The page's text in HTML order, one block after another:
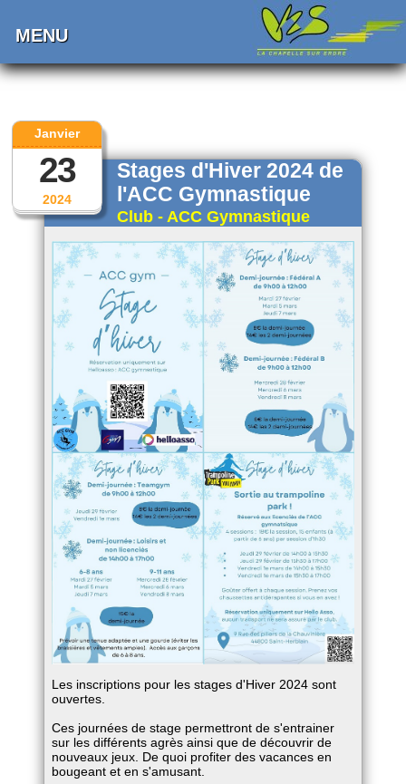
MENU
2024
Janvier
23
Stages d'Hiver 2024 de
l'ACC Gymnastique
Club - ACC Gymnastique
Les inscriptions pour les stages d'Hiver 2024 sont
ouvertes.
Ces journées de stage permettront de s'entrainer
sur les différents agrès ainsi que de découvrir de
nouveaux jeux. De quoi profiter des vacances en
bougeant et en s'amusant.